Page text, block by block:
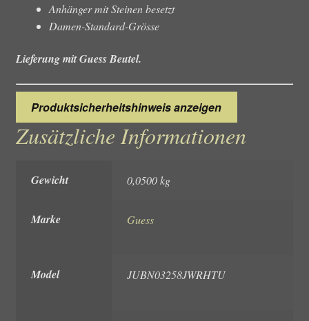
Anhänger mit Steinen besetzt
Damen-Standard-Grösse
Lieferung mit Guess Beutel.
Produktsicherheitshinweis anzeigen
Zusätzliche Informationen
Gewicht 0,0500 kg
Marke Guess
Model JUBN03258JWRHTU